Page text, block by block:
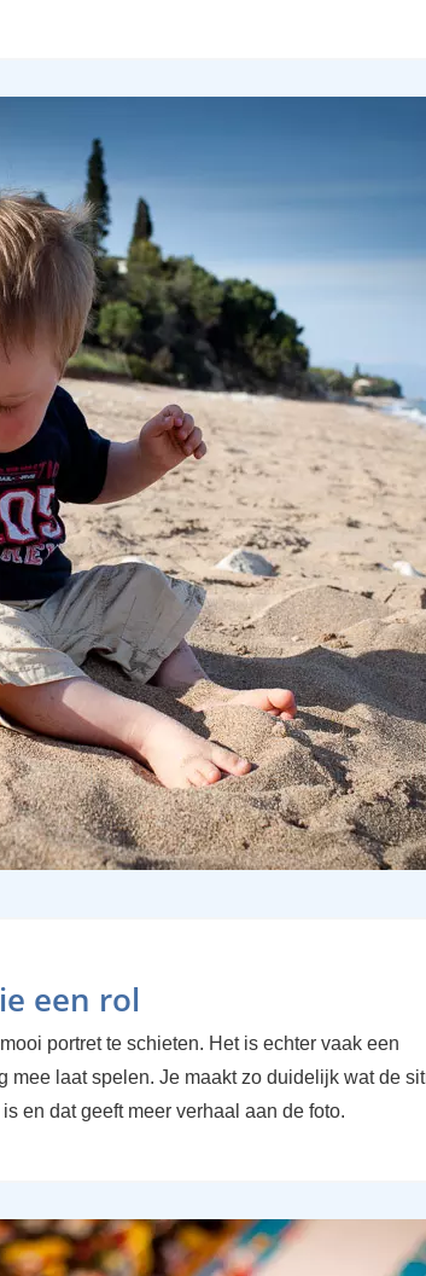
een rol
portret te schieten. Het is echter vaak een
mee laat spelen. Je maakt zo duidelijk wat de
en dat geeft meer verhaal aan de foto.